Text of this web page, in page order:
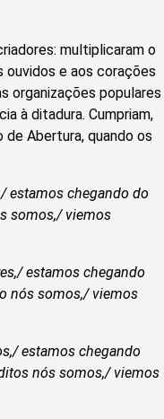
multiplicaram o
ouvidos e aos corações
organizações populares
à ditadura. Cumpriam,
de Abertura, quando os
estamos chegando do
somos,/ viemos
estamos chegando
nós somos,/ viemos
estamos chegando
nós somos,/ viemos